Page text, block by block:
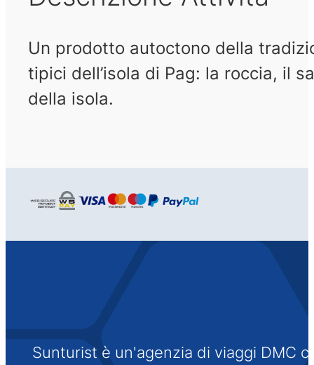
Un prodotto autoctono della
tipici dell’isola di Pag: la roccia, il
della isola.
Sunturist è un'agenzia di viaggi DMC